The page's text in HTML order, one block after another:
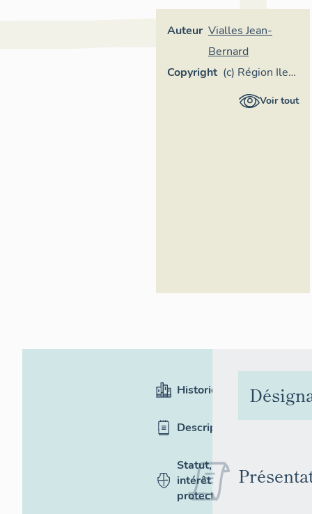
Auteur Vialles Jean-
Bernard
Copyright (c) Région Ile-
de-France -Voir tout
Historique
Description
Statut,
intérêt et
protection